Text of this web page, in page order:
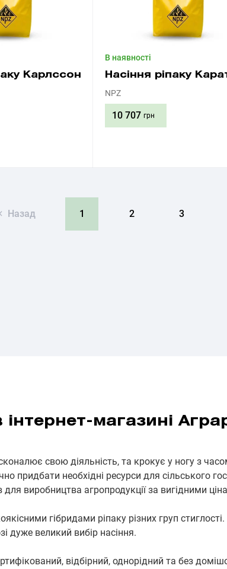
Карлссон
В наявності
Насіння ріпаку
NPZ
10 707 грн
Назад 1 2 3
інтернет-магазині
свою діяльність, та крокує у ногу з
придбати необхідні ресурси для сільського
виробництва агропродукції за вигідними
гібридами ріпаку різних груп
дуже великий вибір насіння.
відбірний, однорідний та без